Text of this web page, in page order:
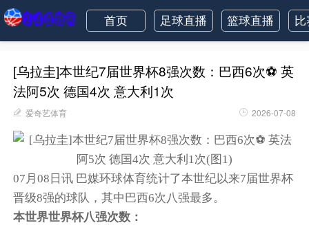
首页 足球直播 篮球直播
[乌拉圭]本世纪7届世界杯8强次数：巴西6次⚽ 英
法阿5次 德国4次 意大利1次
爱奇艺体育 2026-07-08
07月08日讯 巴媒环球体育统计了本世纪以来7届世界杯
晋级8强的球队，其中巴西6次八强最多。
本世界世界杯八强次数：